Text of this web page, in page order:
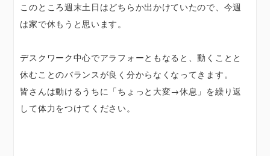
このところ週末土日はどちらか出かけていたので、今週
は家で休もうと思います。
デスクワーク中心でアラフォーともなると、動くことと
休むことのバランスが良く分からなくなってきます。
皆さんは動けるうちに「ちょっと大変→休息」を繰り返
して体力をつけてください。